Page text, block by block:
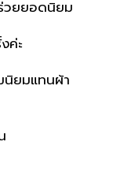
วยยอดนิยม
ค่ะ
นิยมแทนผ้า